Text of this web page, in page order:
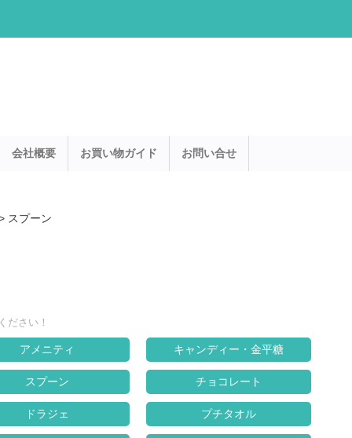
会社概要 お買い物ガイド お問い合せ
スプーン
ださい！
アメニティ キャンディー・金平糖
スプーン チョコレート
ドラジェ プチタオル